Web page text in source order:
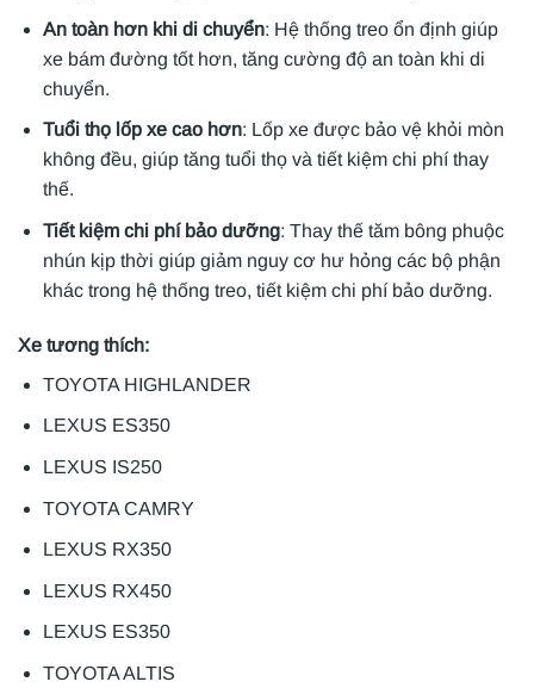
An toàn hơn khi di chuyển: Hệ thống treo ổn định giúp
xe bám đường tốt hơn, tăng cường độ an toàn khi di
chuyển.
Tuổi thọ lốp xe cao hơn: Lốp xe được bảo vệ khỏi mòn
không đều, giúp tăng tuổi thọ và tiết kiệm chi phí thay
thế.
Tiết kiệm chi phí bảo dưỡng: Thay thế tăm bông phuộc
nhún kịp thời giúp giảm nguy cơ hư hỏng các bộ phận
khác trong hệ thống treo, tiết kiệm chi phí bảo dưỡng.
Xe tương thích:
TOYOTA HIGHLANDER
LEXUS ES350
LEXUS IS250
TOYOTA CAMRY
LEXUS RX350
LEXUS RX450
LEXUS ES350
TOYOTA ALTIS